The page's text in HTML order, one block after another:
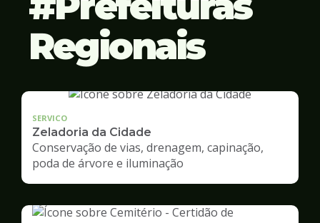
Regionais
SERVICO
Zeladoria da Cidade
Conservação de vias, drenagem, capinação,
poda de árvore e iluminação